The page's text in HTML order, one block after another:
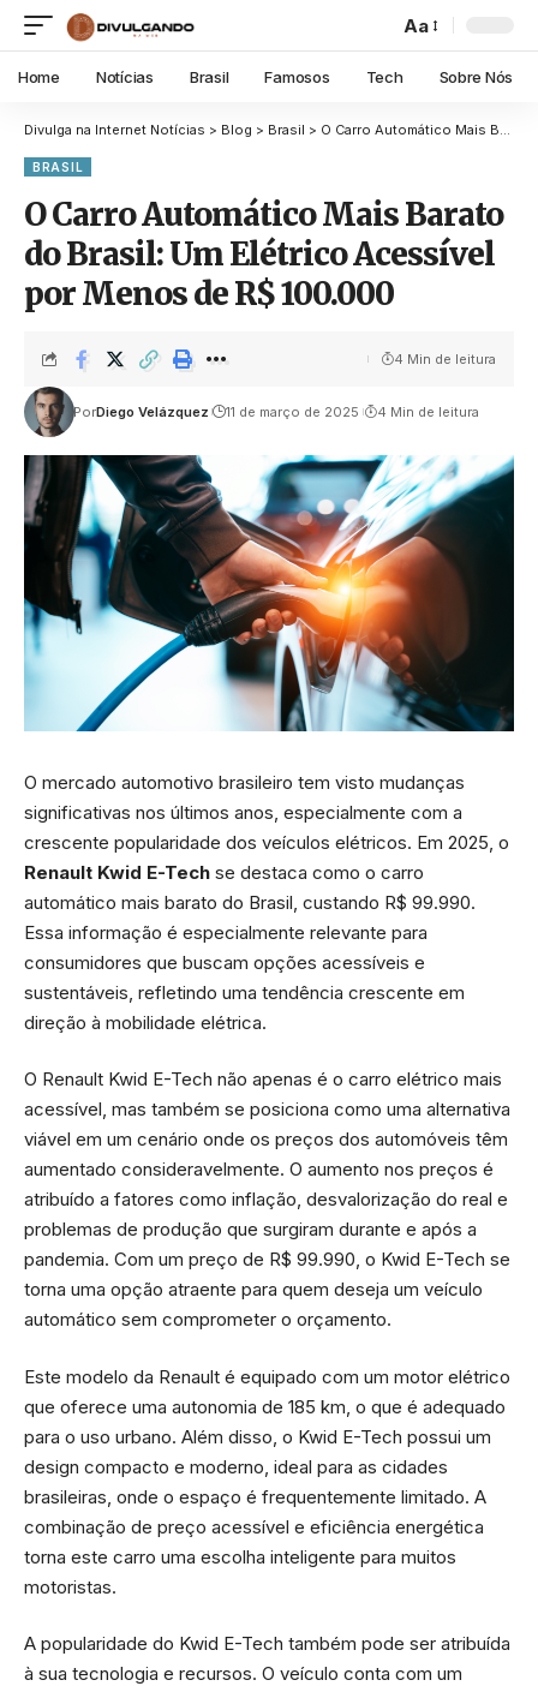
Aa
Home Notícias Brasil Famosos Tech Sobre Nós
Divulga na Internet Notícias > Blog > Brasil > O Carro Automático Mais Barato do Brasil: Um Elétrico Acessível por Menos de R$ 100.000
BRASIL
O Carro Automático Mais Barato
do Brasil: Um Elétrico Acessível
por Menos de R$ 100.000
PorDiego Velázquez 11 de março de 2025 4 Min de leitura
4 Min de leitura
O mercado automotivo brasileiro tem visto mudanças
significativas nos últimos anos, especialmente com a
crescente popularidade dos veículos elétricos. Em 2025, o
Renault Kwid E-Tech se destaca como o carro
automático mais barato do Brasil, custando R$ 99.990.
Essa informação é especialmente relevante para
consumidores que buscam opções acessíveis e
sustentáveis, refletindo uma tendência crescente em
direção à mobilidade elétrica.
O Renault Kwid E-Tech não apenas é o carro elétrico mais
acessível, mas também se posiciona como uma alternativa
viável em um cenário onde os preços dos automóveis têm
aumentado consideravelmente. O aumento nos preços é
atribuído a fatores como inflação, desvalorização do real e
problemas de produção que surgiram durante e após a
pandemia. Com um preço de R$ 99.990, o Kwid E-Tech se
torna uma opção atraente para quem deseja um veículo
automático sem comprometer o orçamento.
Este modelo da Renault é equipado com um motor elétrico
que oferece uma autonomia de 185 km, o que é adequado
para o uso urbano. Além disso, o Kwid E-Tech possui um
design compacto e moderno, ideal para as cidades
brasileiras, onde o espaço é frequentemente limitado. A
combinação de preço acessível e eficiência energética
torna este carro uma escolha inteligente para muitos
motoristas.
A popularidade do Kwid E-Tech também pode ser atribuída
à sua tecnologia e recursos. O veículo conta com um